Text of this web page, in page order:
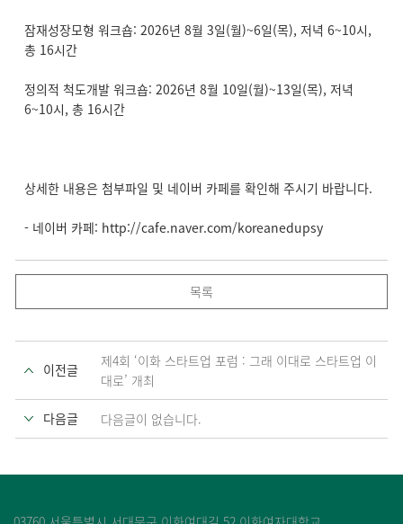
잠재성장모형 워크숍: 2026년 8월 3일(월)~6일(목), 저녁 6~10시,
총 16시간
정의적 척도개발 워크숍: 2026년 8월 10일(월)~13일(목), 저녁
6~10시, 총 16시간
상세한 내용은 첨부파일 및 네이버 카페를 확인해 주시기 바랍니다.
- 네이버 카페: http://cafe.naver.com/koreanedupsy
목록
이전글
제4회 ‘이화 스타트업 포럼 : 그래 이대로 스타트업 이
대로’ 개최
다음글 다음글이 없습니다.